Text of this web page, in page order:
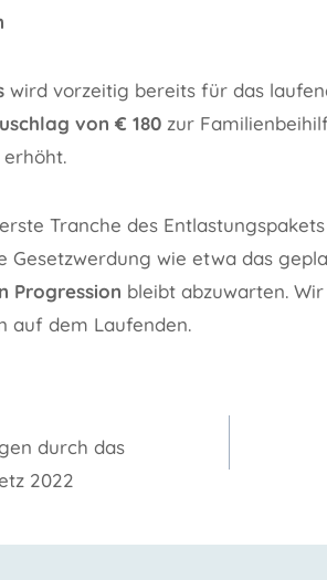
wird vorzeitig bereits für das
von € 180 zur
Tranche des
Gesetzwerdung wie etwa das
Progression bleibt abzuwarten.
auf dem Laufenden.
durch das
2022